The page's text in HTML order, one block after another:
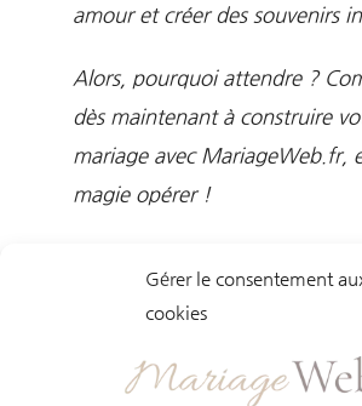
Gérer le consentement
cookies
amour et créer des souvenirs
Alors, pourquoi attendre ?
dès maintenant à construire
mariage avec MariageWeb.fr,
magie opérer !
Vous aimerez aussi :